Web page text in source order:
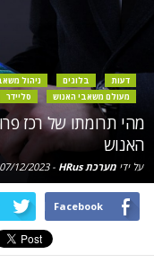
דעות בלוגים ניהול
מעולם משאבי האנוש
סליידר
מהי תרומתו של רכז
האנוש
על ידי מערכת HRus -
07/12/2023
Facebook